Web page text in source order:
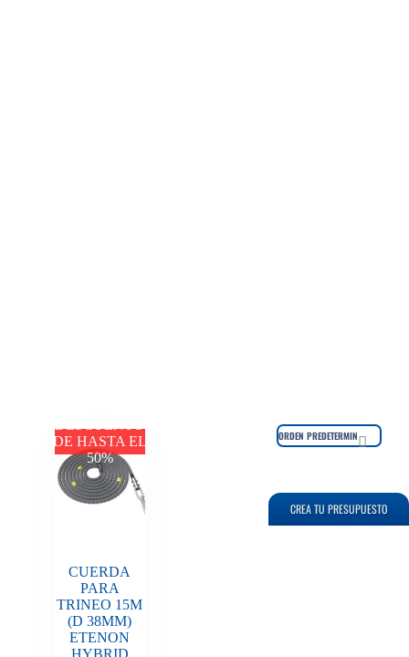
DE HASTA EL
50%
CUERDA
PARA
TRINEO 15M
(D 38MM)
ETENON
CREA TU PRESUPUESTO